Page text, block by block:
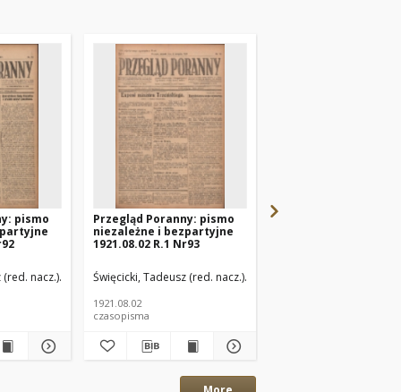
pismo
(red. nacz.) Paluch, Stefan (red. odp.)
Przegląd Poranny: pismo
niezależne i bezpartyjne
1921.08.02 R.1 Nr93
Święcicki, Tadeusz (red. nacz.)
1921.08.02
czasopisma